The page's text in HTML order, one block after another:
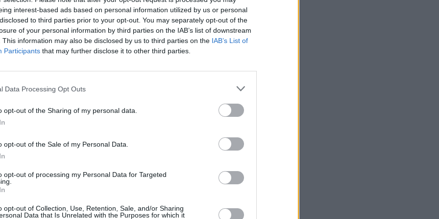
interest-based ads based on personal information utilized by us or personal
to third parties prior to your opt-out. You may separately opt-out of the
of your personal information by third parties on the IAB’s list of downstream
This information may also be disclosed by us to third parties on the IAB’s List of
Participants that may further disclose it to other third parties.
Data Processing Opt Outs
opt-out of the Sharing of my personal data.
opt-out of the Sale of my Personal Data.
opt-out of processing my Personal Data for Targeted
opt-out of Collection, Use, Retention, Sale, and/or Sharing
Data that Is Unrelated with the Purposes for which it
procedentes del sistema de
para Canarias y
impulsadas por el Gobierno
para 2026 y la posibilidad de
puedan destinar esos recursos
nunca y más recaudación
canaria continúa creciendo,
de actividad.
las decisiones adoptadas por
En concreto, preguntó
dado la orden en el
especialmente en el
mismo tiempo que se plantean
para cubrir bajas, permisos
ya sobrepasados, ya
decisiones afectan a
presión asistencial con